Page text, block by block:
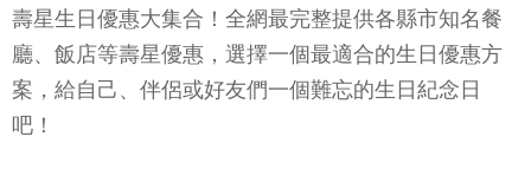
壽星生日優惠大集合！全網最完整提供各縣市知名餐
廳、飯店等壽星優惠，選擇一個最適合的生日優惠方
案，給自己、伴侶或好友們一個難忘的生日紀念日
吧！